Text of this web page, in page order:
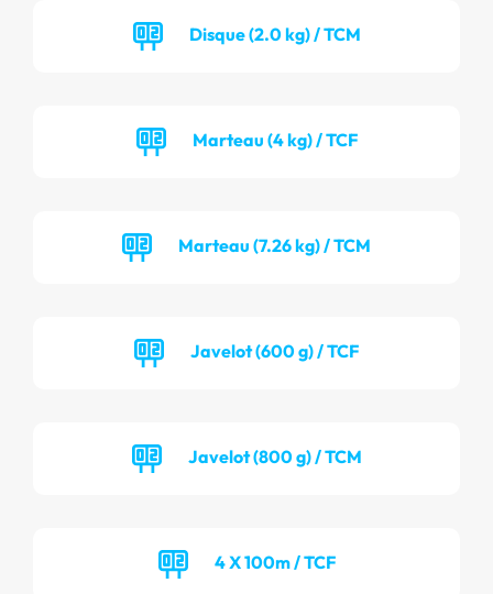
Disque (2.0 kg) / TCM
Marteau (4 kg) / TCF
Marteau (7.26 kg) / TCM
Javelot (600 g) / TCF
Javelot (800 g) / TCM
4 X 100m / TCF